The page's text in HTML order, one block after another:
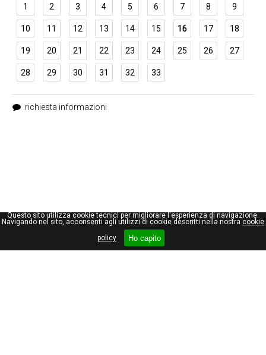
Questo sito utilizza cookie tecnici per migliorare l'esperienza di navigazione.
Navigando nel sito, acconsenti agli utilizzi di cookie descritti nella nostra cookie
policy
Ho capito
1 2 3 4 5 6 7 8 9
10 11 12 13 14 15 16 17 18
19 20 21 22 23 24 25 26 27
28 29 30 31 32 33
richiesta informazioni